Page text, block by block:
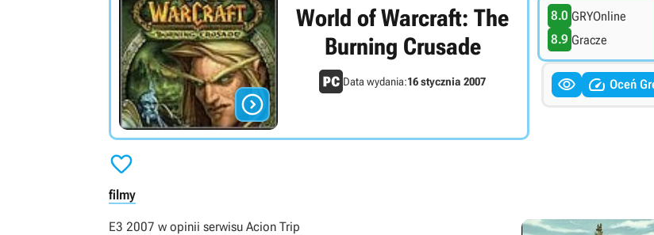

World of Warcraft: The
Burning Crusade
Data wydania:16 stycznia 2007
8.0 GRYOnline
8.9 Gracze
  Oceń

filmy
E3 2007 w opinii serwisu Acion Trip